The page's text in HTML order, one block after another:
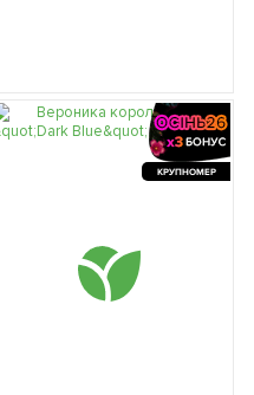
КРУПНОМЕР